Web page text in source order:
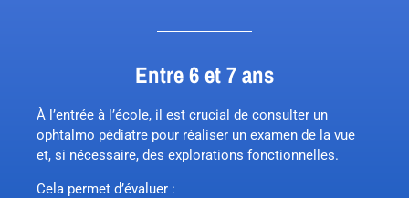
Entre 6 et 7 ans
À l’entrée à l’école, il est crucial de consulter un
ophtalmo pédiatre pour réaliser un examen de la vue
et, si nécessaire, des explorations fonctionnelles.
Cela permet d’évaluer :